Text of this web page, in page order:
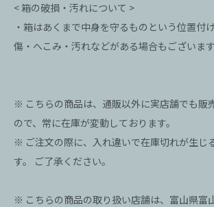
< 箱の破損・汚れについて >
・箱はあくまで中身を守るものという位置付
傷・へこみ・汚れなどがある場合もございます
※ こちらの商品は、通販以外に実店舗でも販
ので、常に在庫が変動しております。
※ ご注文の際に、入れ違いで在庫切れが生じ
す。 ご了承ください。
※ こちらの商品の取り扱い店舗は、富山県富